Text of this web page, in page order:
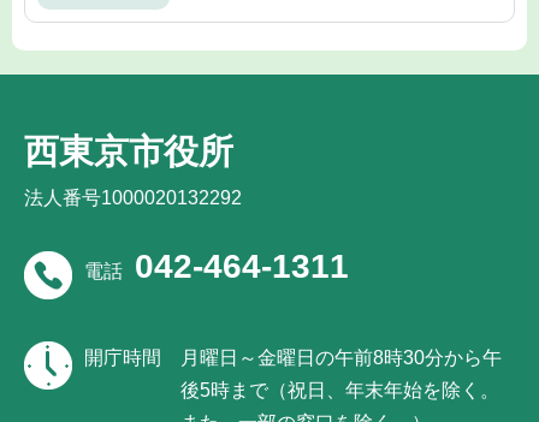
西東京市役所
法人番号1000020132292
電話 042-464-1311
開庁時間
月曜日～金曜日の午前8時30分から午
後5時まで（祝日、年末年始を除く。